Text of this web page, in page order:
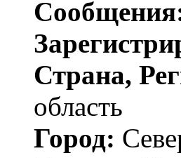
Страна,
область
Город: